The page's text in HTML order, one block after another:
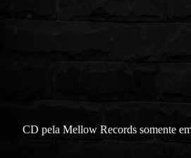
CD pela Mellow Records somente